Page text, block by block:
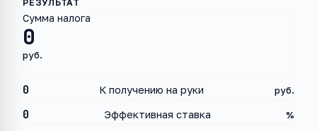
0
Сумма налога
руб.
0 К получению на руки руб.
0 Эффективная ставка %